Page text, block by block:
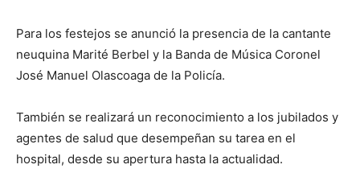
Para los festejos se anunció la presencia de la cantante
neuquina Marité Berbel y la Banda de Música Coronel
José Manuel Olascoaga de la Policía.
También se realizará un reconocimiento a los jubilados y
agentes de salud que desempeñan su tarea en el
hospital, desde su apertura hasta la actualidad.